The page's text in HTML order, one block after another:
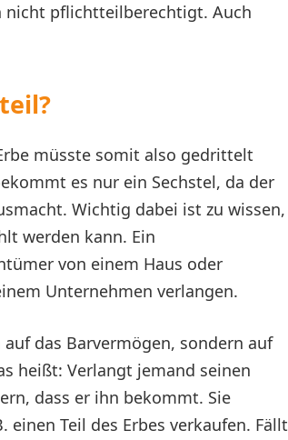
nicht pflichtteilberechtigt. Auch
müsste somit also gedrittelt
es nur ein Sechstel, da der
Wichtig dabei ist zu wissen,
werden kann. Ein
von einem Haus oder
Unternehmen verlangen.
das Barvermögen, sondern auf
heißt: Verlangt jemand seinen
dass er ihn bekommt. Sie
Teil des Erbes verkaufen. Fällt